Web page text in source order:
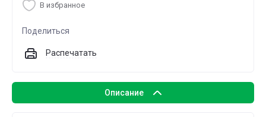
В избранное
Поделиться
Распечатать
Описание